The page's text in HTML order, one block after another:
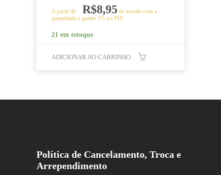
A partir de R$8,95 de acordo com a
quantidade e ganhe 5% no PIX
21 em estoque
ADICIONAR AO CARRINHO
Política de Cancelamento, Troca e
Arrependimento